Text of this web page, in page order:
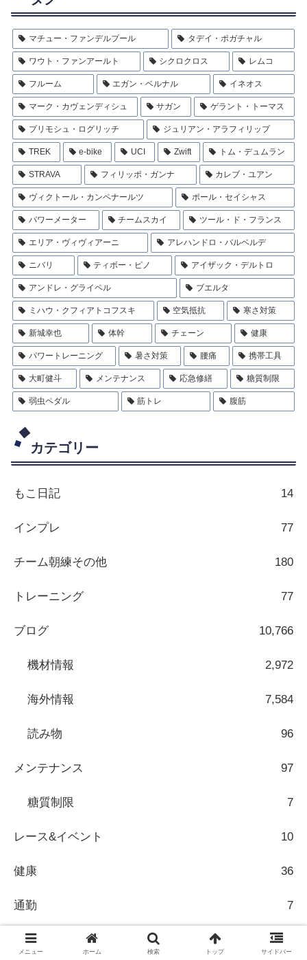
マチュー・ファンデルプール タデイ・ポガチャル
ワウト・ファンアールト シクロクロス レムコ
フルーム エガン・ベルナル イネオス
マーク・カヴェンディシュ サガン ゲラント・トーマス
プリモシュ・ログリッチ ジュリアン・アラフィリップ
TREK e-bike UCI Zwift トム・デュムラン
STRAVA フィリッポ・ガンナ カレブ・ユアン
ヴィクトール・カンペナールツ ポール・セイシャス
パワーメーター チームスカイ ツール・ド・フランス
エリア・ヴィヴィアーニ アレハンドロ・バルベルデ
ニバリ ティボー・ピノ アイザック・デルトロ
アンドレ・グライペル ブエルタ
ミハウ・クフィアトコフスキ 空気抵抗 寒さ対策
新城幸也 体幹 チェーン 健康
パワートレーニング 暑さ対策 腰痛 携帯工具
大町健斗 メンテナンス 応急修繕 糖質制限
弱虫ペダル 筋トレ 腹筋
カテゴリー
もこ日記 14
インプレ 77
チーム朝練その他 180
トレーニング 77
ブログ 10,766
機材情報 2,972
海外情報 7,584
読み物 96
メンテナンス 97
糖質制限 7
レース&イベント 10
健康 36
通勤 7
メニュー ホーム 検索 トップ サイドバー